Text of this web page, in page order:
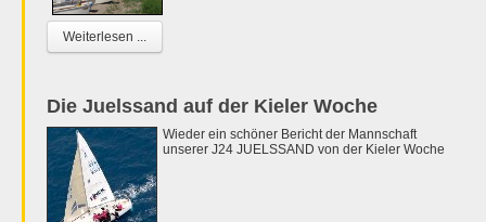
Weiterlesen ...
Die Juelssand auf der Kieler Woche
Wieder ein schöner Bericht der Mannschaft
unserer J24 JUELSSAND von der Kieler Woche